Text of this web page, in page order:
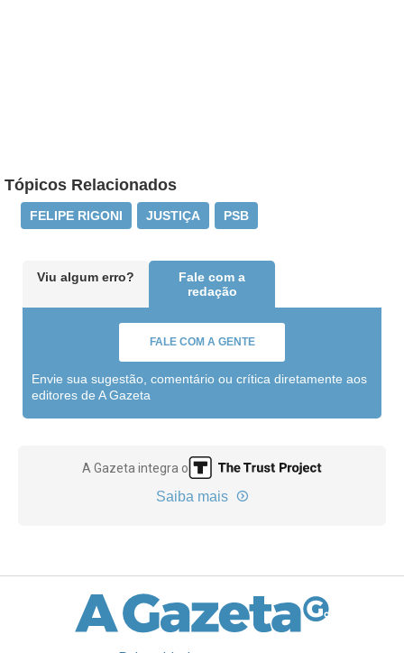
Tópicos Relacionados
FELIPE RIGONI JUSTIÇA PSB
Viu algum erro?
Fale com a
redação
FALE COM A GENTE
Envie sua sugestão, comentário ou crítica diretamente aos
editores de A Gazeta
A Gazeta integra o
Saiba mais